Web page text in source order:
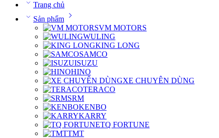
Trang chủ
Sản phẩm
VM MOTORS
WULING
KING LONG
SAMCO
ISUZU
HINO
XE CHUYÊN DÙNG
TERACO
SRM
KENBO
KARRY
TQ FORTUNE
TMT